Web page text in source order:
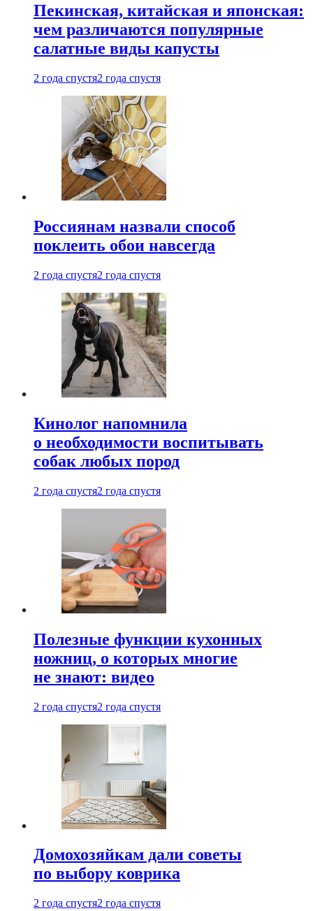
Пекинская, китайская и японская:
чем различаются популярные
салатные виды капусты
2 года спустя2 года спустя
Россиянам назвали способ
поклеить обои навсегда
2 года спустя2 года спустя
Кинолог напомнила
о необходимости воспитывать
собак любых пород
2 года спустя2 года спустя
Полезные функции кухонных
ножниц, о которых многие
не знают: видео
2 года спустя2 года спустя
Домохозяйкам дали советы
по выбору коврика
2 года спустя2 года спустя